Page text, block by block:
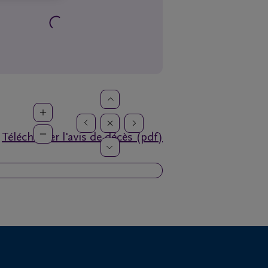
Télécharger l'avis de décès (pdf)